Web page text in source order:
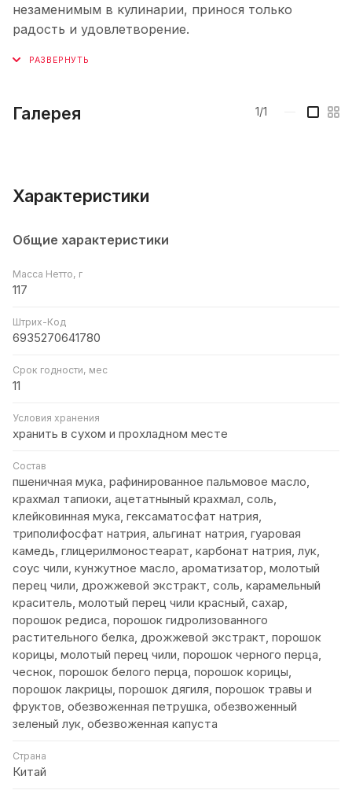
незаменимым в кулинарии, принося только
радость и удовлетворение.
Галерея 1/1
Характеристики
Общие характеристики
Масса Нетто, г
117
Штрих-Код
6935270641780
Срок годности, мес
11
Условия хранения
хранить в сухом и прохладном месте
Состав
пшеничная мука, рафинированное пальмовое масло,
крахмал тапиоки, ацетатныный крахмал, соль,
клейковинная мука, гексаматосфат натрия,
триполифосфат натрия, альгинат натрия, гуаровая
камедь, глицерилмоностеарат, карбонат натрия, лук,
соус чили, кунжутное масло, ароматизатор, молотый
перец чили, дрожжевой экстракт, соль, карамельный
краситель, молотый перец чили красный, сахар,
порошок редиса, порошок гидролизованного
растительного белка, дрожжевой экстракт, порошок
корицы, молотый перец чили, порошок черного перца,
чеснок, порошок белого перца, порошок корицы,
порошок лакрицы, порошок дягиля, порошок травы и
фруктов, обезвоженная петрушка, обезвоженный
зеленый лук, обезвоженная капуста
Страна
Китай